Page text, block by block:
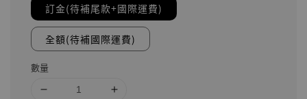
訂金(待補尾款+國際運費)
全額(待補國際運費)
數量